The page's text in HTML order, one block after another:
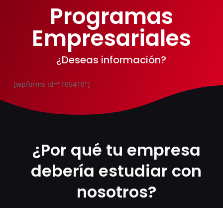
Programas
Empresariales
¿Deseas información?
[wpforms id="105410"]
¿Por qué tu empresa
debería estudiar con
nosotros?